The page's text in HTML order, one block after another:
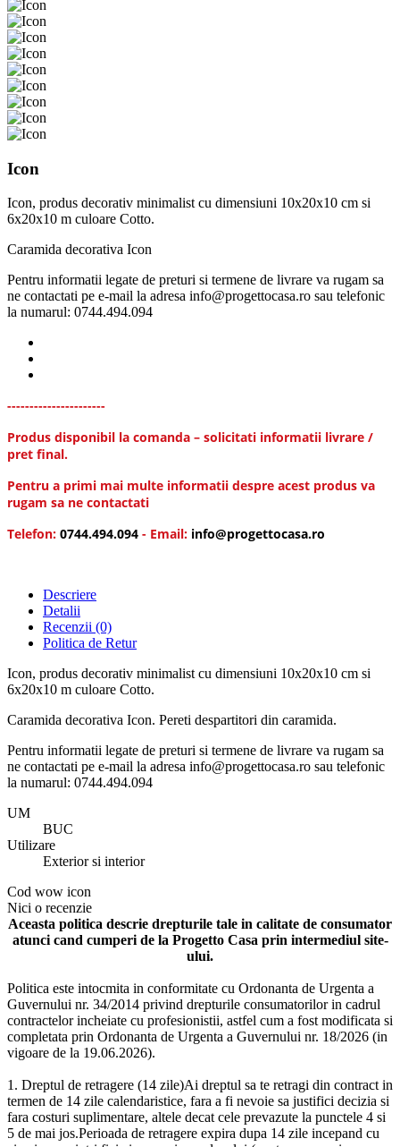
Icon
Icon, produs decorativ minimalist cu dimensiuni 10x20x10 cm si
6x20x10 m culoare Cotto.
Caramida decorativa Icon
Pentru informatii legate de preturi si termene de livrare va rugam sa
ne contactati pe e-mail la adresa info@progettocasa.ro sau telefonic
la numarul: 0744.494.094
----------------------
Produs disponibil la comanda – solicitati informatii livrare /
pret final.
Pentru a primi mai multe informatii despre acest produs va
rugam sa ne contactati
Telefon: 0744.494.094 - Email: info@progettocasa.ro
Descriere
Detalii
Recenzii (0)
Politica de Retur
Icon, produs decorativ minimalist cu dimensiuni 10x20x10 cm si
6x20x10 m culoare Cotto.
Caramida decorativa Icon. Pereti despartitori din caramida.
Pentru informatii legate de preturi si termene de livrare va rugam sa
ne contactati pe e-mail la adresa info@progettocasa.ro sau telefonic
la numarul: 0744.494.094
UM
BUC
Utilizare
Exterior si interior
Cod wow icon
Nici o recenzie
Aceasta politica descrie drepturile tale in calitate de consumator
atunci cand cumperi de la Progetto Casa prin intermediul site-
ului.
Politica este intocmita in conformitate cu Ordonanta de Urgenta a
Guvernului nr. 34/2014 privind drepturile consumatorilor in cadrul
contractelor incheiate cu profesionistii, astfel cum a fost modificata si
completata prin Ordonanta de Urgenta a Guvernului nr. 18/2026 (in
vigoare de la 19.06.2026).
1. Dreptul de retragere (14 zile)Ai dreptul sa te retragi din contract in
termen de 14 zile calendaristice, fara a fi nevoie sa justifici decizia si
fara costuri suplimentare, altele decat cele prevazute la punctele 4 si
5 de mai jos.Perioada de retragere expira dupa 14 zile incepand cu